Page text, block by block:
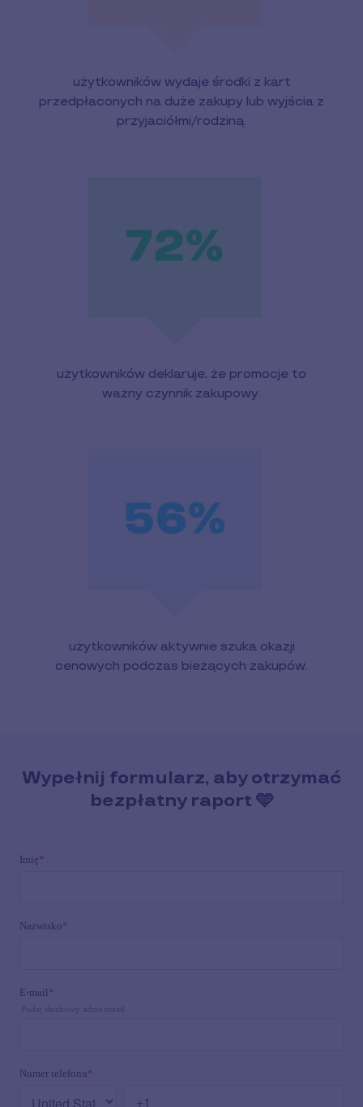
użytkowników wydaje środki z kart
przedpłaconych na duże zakupy lub wyjścia z
przyjaciółmi/rodziną.
użytkowników deklaruje, że promocje to
ważny czynnik zakupowy.
użytkowników aktywnie szuka okazji
cenowych podczas bieżących zakupów.
Wypełnij formularz, aby otrzymać
bezpłatny raport 🩵